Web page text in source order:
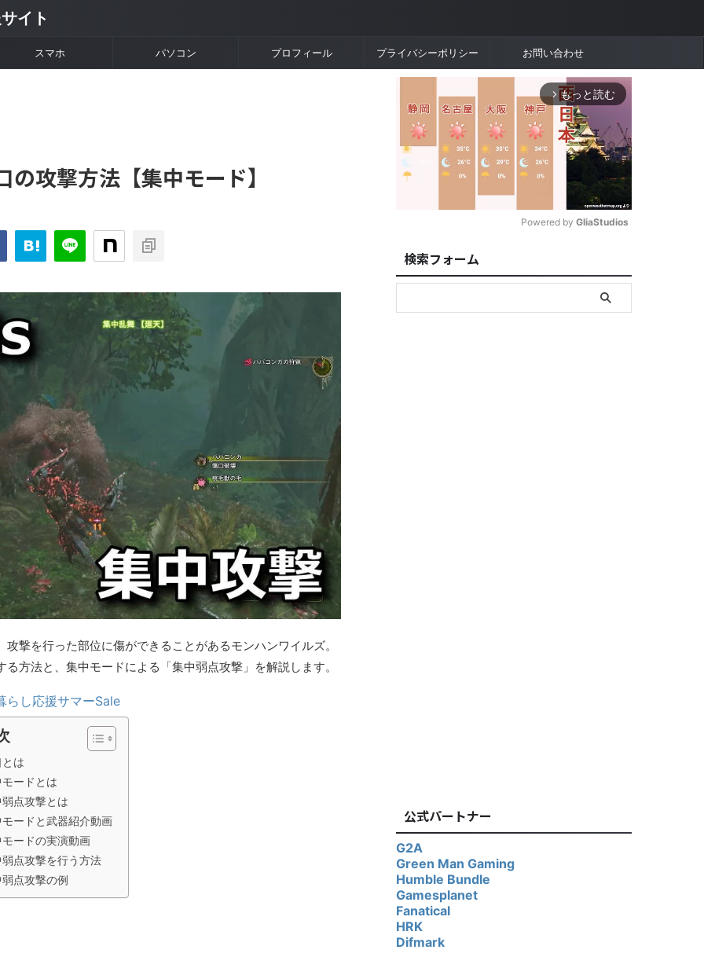
イト
スマホ パソコン プロフィール プライバシーポリシー お問い合わせ
攻撃方法【集中モード】
撃を行った部位に傷ができることがあるモンハンワイルズ。
方法と、集中モードによる「集中弱点攻撃」を解説します。
らし応援サマーSale
は
ードとは
点攻撃とは
ードと武器紹介動画
ードの実演動画
点攻撃を行う方法
点攻撃の例
arrow_forward_ios もっと読む
u
t
Powered by GliaStudios
検索フォーム
公式パートナー
G2A
Green Man Gaming
Humble Bundle
Gamesplanet
Fanatical
HRK
Difmark